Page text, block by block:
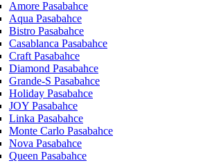
Amore Pasabahce
Aqua Pasabahce
Bistro Pasabahce
Casablanca Pasabahce
Craft Pasabahce
Diamond Pasabahce
Grande-S Pasabahce
Holiday Pasabahce
JOY Pasabahce
Linka Pasabahce
Monte Carlo Pasabahce
Nova Pasabahce
Queen Pasabahce